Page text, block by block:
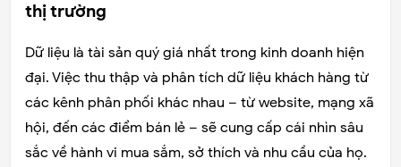
thị trường
Dữ liệu là tài sản quý giá nhất trong kinh doanh hiện
đại. Việc thu thập và phân tích dữ liệu khách hàng từ
các kênh phân phối khác nhau – từ website, mạng xã
hội, đến các điểm bán lẻ – sẽ cung cấp cái nhìn sâu
sắc về hành vi mua sắm, sở thích và nhu cầu của họ.